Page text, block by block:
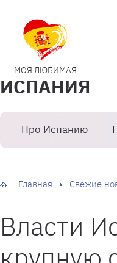
МОЯ ЛЮБИМАЯ
ИСПАНИЯ
Про Испанию
Главная Свежие
Власти